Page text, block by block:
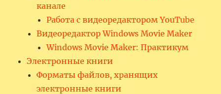
канале
Работа с видеоредактором YouTube
Видеоредактор Windows Movie Maker
Windows Movie Maker: Практикум
Электронные книги
Форматы файлов, хранящих
электронные книги